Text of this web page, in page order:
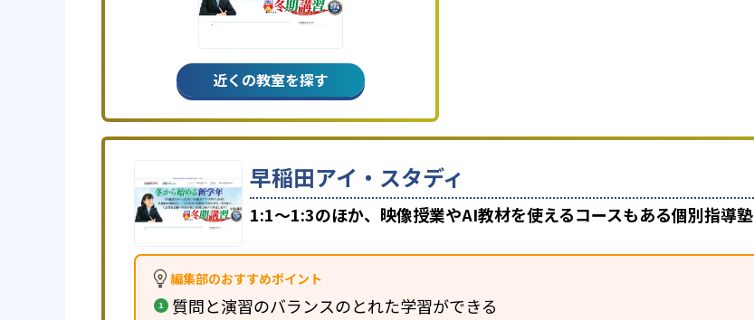
近くの教室を探す
早稲田アイ・スタディ
1:1～1:3のほか、映像授業やAI教材を使えるコースもある個別指導塾
編集部のおすすめポイント
質問と演習のバランスのとれた学習ができる